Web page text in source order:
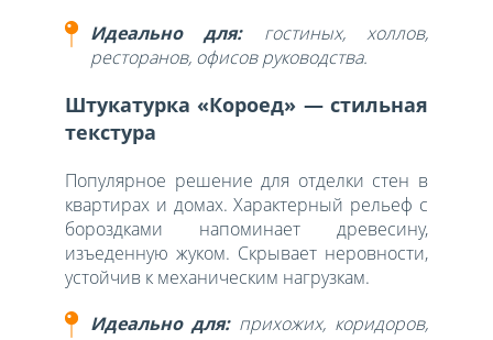
Идеально для:гостиных, холлов,
ресторанов, офисов руководства.
Штукатурка «Короед» — стильная
текстура
Популярное решение для отделки стен в
квартирах и домах. Характерный рельеф с
бороздками напоминает древесину,
изъеденную жуком. Скрывает неровности,
устойчив к механическим нагрузкам.
Идеально для:прихожих, коридоров,